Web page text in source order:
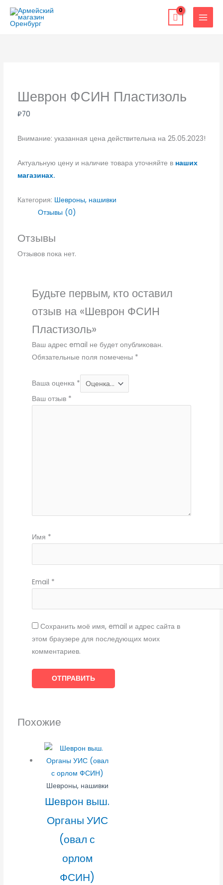
Перейти
содержимому
Шеврон ФСИН Пластизоль
₽70
Внимание: указанная цена действительна на 25.05.2023!
Актуальную цену и наличие товара уточняйте в наших
магазинах.
Категория: Шевроны, нашивки
Отзывы (0)
Отзывы
Отзывов пока нет.
Будьте первым, кто оставил
отзыв на «Шеврон ФСИН
Пластизоль»
Ваш адрес email не будет опубликован.
Обязательные поля помечены *
Ваша оценка *
Ваш отзыв *
Имя *
Email *
Сохранить моё имя, email и адрес сайта в
этом браузере для последующих моих
комментариев.
Похожие
Шевроны, нашивки
Шеврон выш.
Органы УИС
(овал с
орлом
ФСИН)